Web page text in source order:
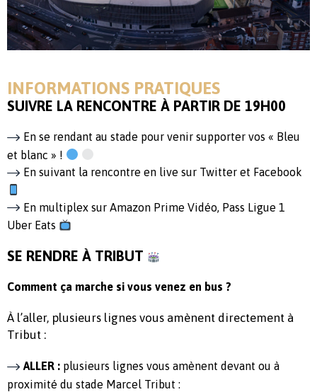
INFORMATIONS PRATIQUES
SUIVRE LA RENCONTRE À PARTIR DE 19H00
En se rendant au stade pour venir supporter vos « Bleu
et blanc » !
En suivant la rencontre en live sur Twitter et Facebook
En multiplex sur Amazon Prime Vidéo, Pass Ligue 1
Uber Eats
SE RENDRE À TRIBUT
Comment ça marche si vous venez en bus ?
À l’aller, plusieurs lignes vous amènent directement à
Tribut :
ALLER : plusieurs lignes vous amènent devant ou à
proximité du stade Marcel Tribut :